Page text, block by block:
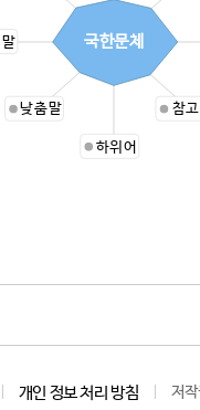
참
하위어
낮춤말
국한문체
개인 정보 처리 방침 저